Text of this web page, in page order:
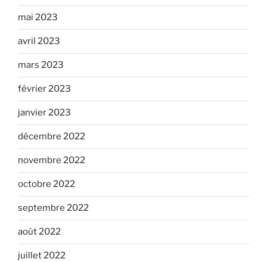
mai 2023
avril 2023
mars 2023
février 2023
janvier 2023
décembre 2022
novembre 2022
octobre 2022
septembre 2022
août 2022
juillet 2022